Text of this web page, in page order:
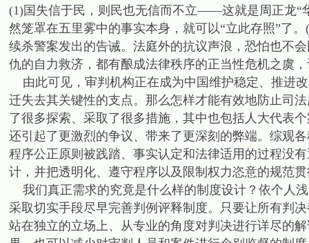
(1)国失信于民，则民也无信而不立――这就是周正龙“
然笼罩在五里雾中的事实本身，就可以“立此存照”了
续杀警案发出的告诫。法庭外的抗议声浪，恐怕也不
仇的自力救济，都有酿成法律秩序的正当性危机之虞
由此可见，审判机构正在成为中国维护稳定、推进
迁失去其关键性的支点。那么怎样才能有效地防止司
了很多探索、采取了很多措施，其中也包括人大代表
还引起了更激烈的争议、带来了更深刻的弊端。综观
程序公正原则被践踏、事实认定和法律适用的过程没
计，并把透明化、遵守程序以及限制权力恣意的规范
我们真正需求的究竟是什么样的制度设计？依个人
采取切实手段尽早完善判例评释制度。只要让所有判
站在独立的立场上、从专业的角度对判决进行详尽的